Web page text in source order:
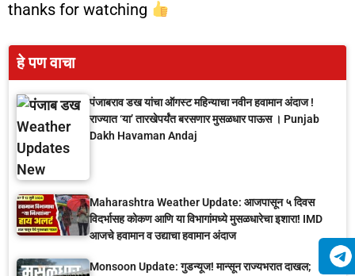
thanks for watching
हे पण वाचा
पंजाबराव डख यांचा ऑगस्ट महिन्याचा नवीन हवामान अंदाज !
राज्यात ‘या’ तारखेपर्यंत बरसणार मुसळधार पाऊस । Punjab
Dakh Havaman Andaj
Maharashtra Weather Update: आजपासून ५ दिवस
विदर्भासह कोकण आणि या विभागांमध्ये मुसळधारेचा इशारा! IMD
आजचे हवामान व उद्याचा हवामान अंदाज
Monsoon Update: गुडन्यूज! मान्सून राज्यभरात दाखल;